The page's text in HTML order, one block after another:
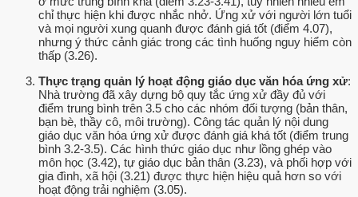
chỉ thực hiện khi được nhắc nhở. Ứng xử với người lớn tuổi
và mọi người xung quanh được đánh giá tốt (điểm 4.07),
nhưng ý thức cảnh giác trong các tình huống nguy hiểm còn
thấp (3.26).
Thực trạng quản lý hoạt động giáo dục văn hóa ứng xử:
Nhà trường đã xây dựng bộ quy tắc ứng xử đầy đủ với
điểm trung bình trên 3.5 cho các nhóm đối tượng (bản thân,
bạn bè, thầy cô, môi trường). Công tác quản lý nội dung
giáo dục văn hóa ứng xử được đánh giá khá tốt (điểm trung
bình 3.2-3.5). Các hình thức giáo dục như lồng ghép vào
môn học (3.42), tự giáo dục bản thân (3.23), và phối hợp với
gia đình, xã hội (3.21) được thực hiện hiệu quả hơn so với
hoạt động trải nghiệm (3.05).